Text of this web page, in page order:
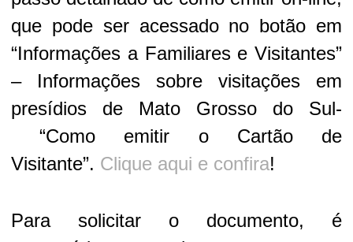
que pode ser acessado no botão em
“Informações a Familiares e Visitantes”
– Informações sobre visitações em
presídios de Mato Grosso do Sul-
“Como emitir o Cartão de
Visitante”. Clique aqui e confira!
Para solicitar o documento, é